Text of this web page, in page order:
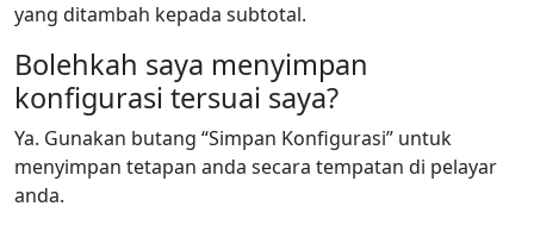
yang ditambah kepada subtotal.
Bolehkah saya menyimpan
konfigurasi tersuai saya?
Ya. Gunakan butang “Simpan Konfigurasi” untuk
menyimpan tetapan anda secara tempatan di pelayar
anda.